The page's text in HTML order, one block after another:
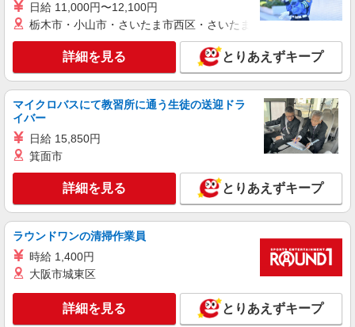
調理師【アルバイト・パート】
時給1,600円以上 試用期間中 時給1,600円以上
(試用期間2ヶ月) 残業が発生した場合、残業代を1
分単位で別途支給します。
特養 赤羽北さくら荘 （東京都北区赤羽北3-
6-10）
キープ 詳細を見る
アルバイト パート
コンパスグループ・ジャパン株式会社 21736_p
調理補助【アルバイト・パート】
時給1,230円以上 試用期間中 時給1,230円以上
(試用期間2ヶ月) 残業が発生した場合、残業代を1
分単位で別途支給します。
国立印刷局東京工場 （東京都北区西ヶ原2-3-
日給 11,000円〜12,100円
栃木市・小山市・さいたま市西区・さいたま市岩槻区・久喜市・
詳細を見る とりあえずキープ
マイクロバスにて教習所に通う生徒の送迎ドラ
イバー
日給 15,850円
箕面市
詳細を見る とりあえずキープ
ラウンドワンの清掃作業員
時給 1,400円
大阪市城東区
詳細を見る とりあえずキープ